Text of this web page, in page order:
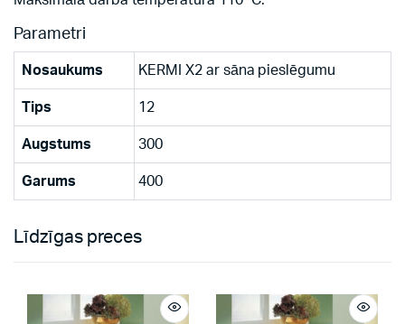
Parametri
Nosaukums KERMI X2 ar sāna pieslēgumu
Tips 12
Augstums 300
Garums 400
Līdzīgas preces